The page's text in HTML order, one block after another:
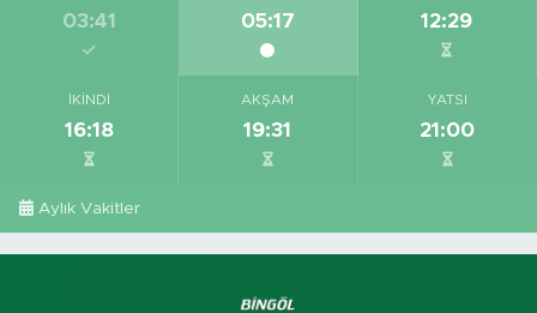
03:41 05:17 12:29
İKINDI
16:18
AKŞAM
19:31
YATSI
21:00
Aylık Vakitler